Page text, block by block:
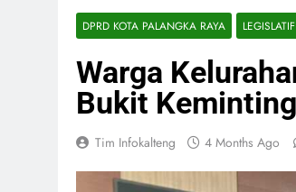
DPRD KOTA PALANGKA RAYA LEGISLATIF
Warga
Bukit Keminting
Tim Infokalteng 4 Months Ago